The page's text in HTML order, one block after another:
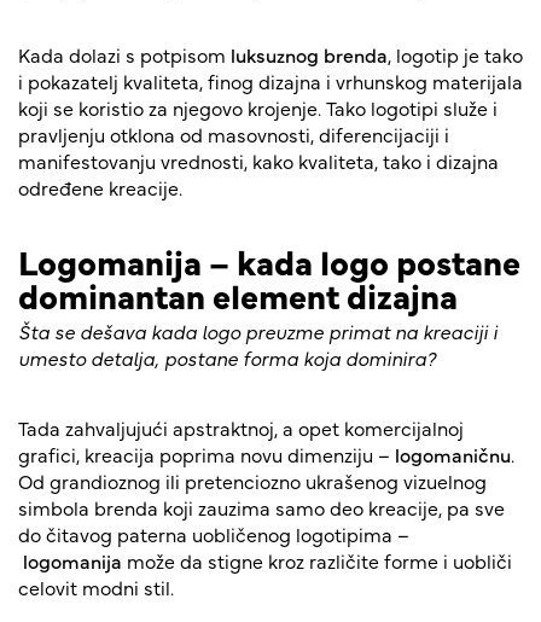
Kada dolazi s potpisom luksuznog brenda, logotip je tako
i pokazatelj kvaliteta, finog dizajna i vrhunskog materijala
koji se koristio za njegovo krojenje. Tako logotipi služe i
pravljenju otklona od masovnosti, diferencijaciji i
manifestovanju vrednosti, kako kvaliteta, tako i dizajna
određene kreacije.
Logomanija – kada logo postane
dominantan element dizajna
Šta se dešava kada logo preuzme primat na kreaciji i
umesto detalja, postane forma koja dominira?
Tada zahvaljujući apstraktnoj, a opet komercijalnoj
grafici, kreacija poprima novu dimenziju – logomaničnu.
Od grandioznog ili pretenciozno ukrašenog vizuelnog
simbola brenda koji zauzima samo deo kreacije, pa sve
do čitavog paterna uobličenog logotipima –
logomanija može da stigne kroz različite forme i uobliči
celovit modni stil.